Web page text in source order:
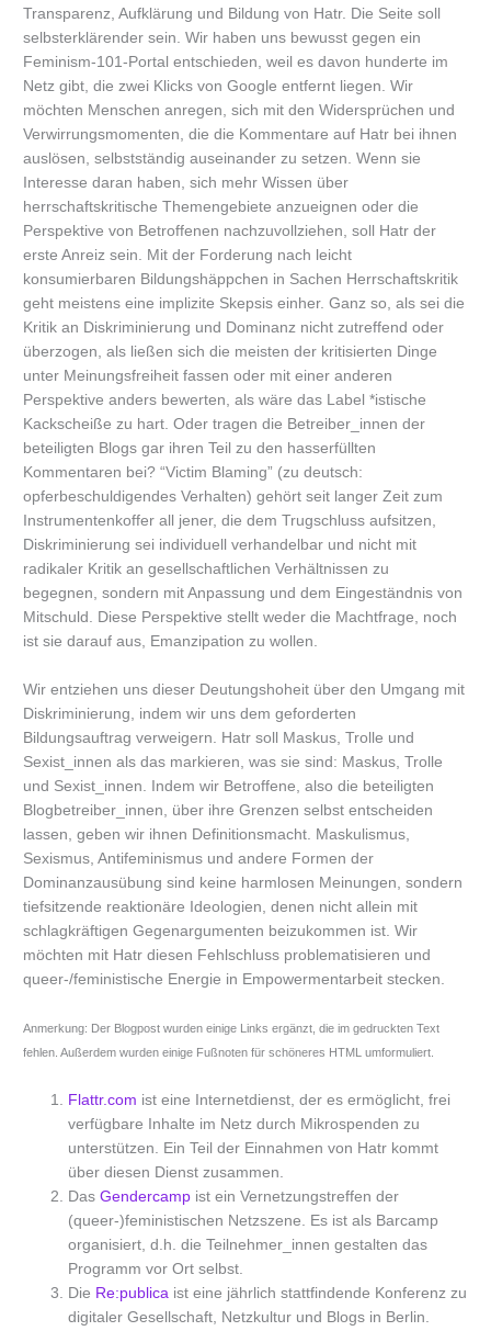
Transparenz, Aufklärung und Bildung von Hatr. Die Seite soll
selbsterklärender sein. Wir haben uns bewusst gegen ein
Feminism-101-Portal entschieden, weil es davon hunderte im
Netz gibt, die zwei Klicks von Google entfernt liegen. Wir
möchten Menschen anregen, sich mit den Widersprüchen und
Verwirrungsmomenten, die die Kommentare auf Hatr bei ihnen
auslösen, selbstständig auseinander zu setzen. Wenn sie
Interesse daran haben, sich mehr Wissen über
herrschaftskritische Themengebiete anzueignen oder die
Perspektive von Betroffenen nachzuvollziehen, soll Hatr der
erste Anreiz sein. Mit der Forderung nach leicht
konsumierbaren Bildungshäppchen in Sachen Herrschaftskritik
geht meistens eine implizite Skepsis einher. Ganz so, als sei die
Kritik an Diskriminierung und Dominanz nicht zutreffend oder
überzogen, als ließen sich die meisten der kritisierten Dinge
unter Meinungsfreiheit fassen oder mit einer anderen
Perspektive anders bewerten, als wäre das Label *istische
Kackscheiße zu hart. Oder tragen die Betreiber_innen der
beteiligten Blogs gar ihren Teil zu den hasserfüllten
Kommentaren bei? “Victim Blaming” (zu deutsch:
opferbeschuldigendes Verhalten) gehört seit langer Zeit zum
Instrumentenkoffer all jener, die dem Trugschluss aufsitzen,
Diskriminierung sei individuell verhandelbar und nicht mit
radikaler Kritik an gesellschaftlichen Verhältnissen zu
begegnen, sondern mit Anpassung und dem Eingeständnis von
Mitschuld. Diese Perspektive stellt weder die Machtfrage, noch
ist sie darauf aus, Emanzipation zu wollen.
Wir entziehen uns dieser Deutungshoheit über den Umgang mit
Diskriminierung, indem wir uns dem geforderten
Bildungsauftrag verweigern. Hatr soll Maskus, Trolle und
Sexist_innen als das markieren, was sie sind: Maskus, Trolle
und Sexist_innen. Indem wir Betroffene, also die beteiligten
Blogbetreiber_innen, über ihre Grenzen selbst entscheiden
lassen, geben wir ihnen Definitionsmacht. Maskulismus,
Sexismus, Antifeminismus und andere Formen der
Dominanzausübung sind keine harmlosen Meinungen, sondern
tiefsitzende reaktionäre Ideologien, denen nicht allein mit
schlagkräftigen Gegenargumenten beizukommen ist. Wir
möchten mit Hatr diesen Fehlschluss problematisieren und
queer-/feministische Energie in Empowermentarbeit stecken.
Anmerkung: Der Blogpost wurden einige Links ergänzt, die im gedruckten Text
fehlen. Außerdem wurden einige Fußnoten für schöneres HTML umformuliert.
Flattr.com ist eine Internetdienst, der es ermöglicht, frei
verfügbare Inhalte im Netz durch Mikrospenden zu
unterstützen. Ein Teil der Einnahmen von Hatr kommt
über diesen Dienst zusammen.
DasGendercamp ist ein Vernetzungstreffen der
(queer-)feministischen Netzszene. Es ist als Barcamp
organisiert, d.h. die Teilnehmer_innen gestalten das
Programm vor Ort selbst.
Die Re:publica ist eine jährlich stattfindende Konferenz zu
digitaler Gesellschaft, Netzkultur und Blogs in Berlin.